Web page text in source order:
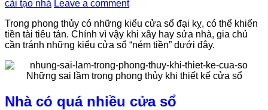
cải tạo nhà Leave a comment
Trong phong thủy có những kiểu cửa sổ đại kỵ, có thể khiến
tiền tài tiêu tán. Chính vì vậy khi xây hay sửa nhà, gia chủ
cần tránh những kiểu cửa sổ “ném tiền” dưới đây.
Nhà có quá nhiều cửa sổ